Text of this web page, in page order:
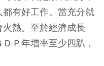
有好工作。當充分就
熱。至於經濟成長
Ｐ年增率至少四趴，